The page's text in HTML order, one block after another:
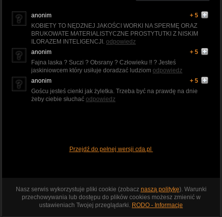
anonim
+ 5
KOBIETY TO NĘDZNEJ JAKOŚCI WORKI NA SPERMĘ ORAZ
BRUKOWATE MATERIALISTYCZNE PROSTYTUTKI Z NISKIM
ILORAZEM INTELIGENCJI. odpowiedz
anonim
+ 5
Fajna laska ? Suczi ? Obsrany ? Człowieku !! ? Jesteś
jaskiniowcem który usiłuje doradzać ludziom odpowiedz
anonim
+ 5
Goścu jesteś cienki jak żyletka. Trzeba być na prawdę na dnie
żeby ciebie słuchać odpowiedz
Przejdź do pełnej wersji cda.pl
Nasz serwis wykorzystuje pliki cookie (zobacz naszą politykę). Warunki
przechowywania lub dostępu do plików cookies możesz zmienić w
ustawieniach Twojej przeglądarki. RODO - Informacje